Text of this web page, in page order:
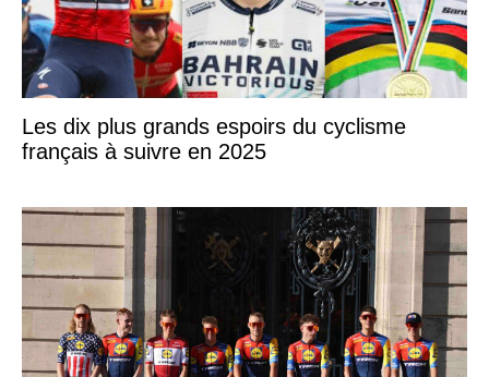
Les dix plus grands espoirs du cyclisme
français à suivre en 2025